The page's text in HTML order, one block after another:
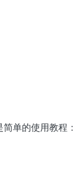
单的使用教程：